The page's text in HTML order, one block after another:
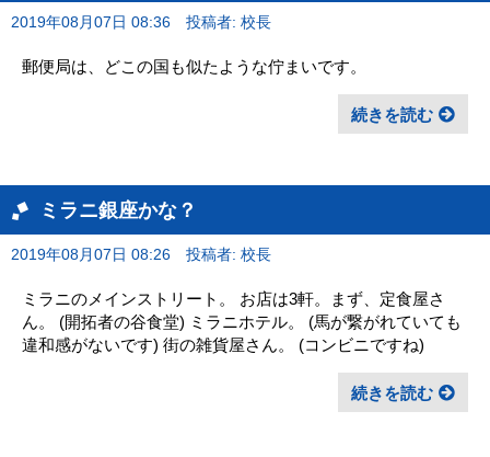
2019年08月07日 08:36 投稿者: 校長
郵便局は、どこの国も似たような佇まいです。
続きを読む
ミラニ銀座かな？
2019年08月07日 08:26 投稿者: 校長
ミラニのメインストリート。 お店は3軒。まず、定食屋さ
ん。 (開拓者の谷食堂) ミラニホテル。 (馬が繋がれていても
違和感がないです) 街の雑貨屋さん。 (コンビニですね)
続きを読む